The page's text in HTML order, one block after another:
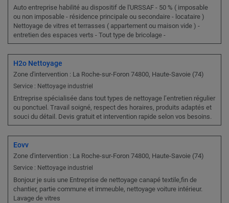
Auto entreprise habilité au dispositif de l'URSSAF - 50 % ( imposable
ou non imposable - résidence principale ou secondaire - locataire )
Nettoyage de vitres et terrasses ( appartement ou maison vide ) -
entretien des espaces verts - Tout type de bricolage -
H2o Nettoyage
Zone d'intervention : La Roche-sur-Foron 74800, Haute-Savoie (74)
Service : Nettoyage industriel
Entreprise spécialisée dans tout types de nettoyage l’entretien régulier
ou ponctuel. Travail soigné, respect des horaires, produits adaptés et
souci du détail. Devis gratuit et intervention rapide selon vos besoins.
Eovv
Zone d'intervention : La Roche-sur-Foron 74800, Haute-Savoie (74)
Service : Nettoyage industriel
Bonjour je suis une Entreprise de nettoyage canapé textile,fin de
chantier, partie commune et immeuble, nettoyage voiture intérieur.
Lavage de vitres